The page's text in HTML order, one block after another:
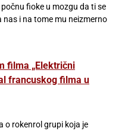
fioke u mozgu da ti se
i na tome mu neizmerno
filma „Električni
francuskog filma u
o rokenrol grupi koja je